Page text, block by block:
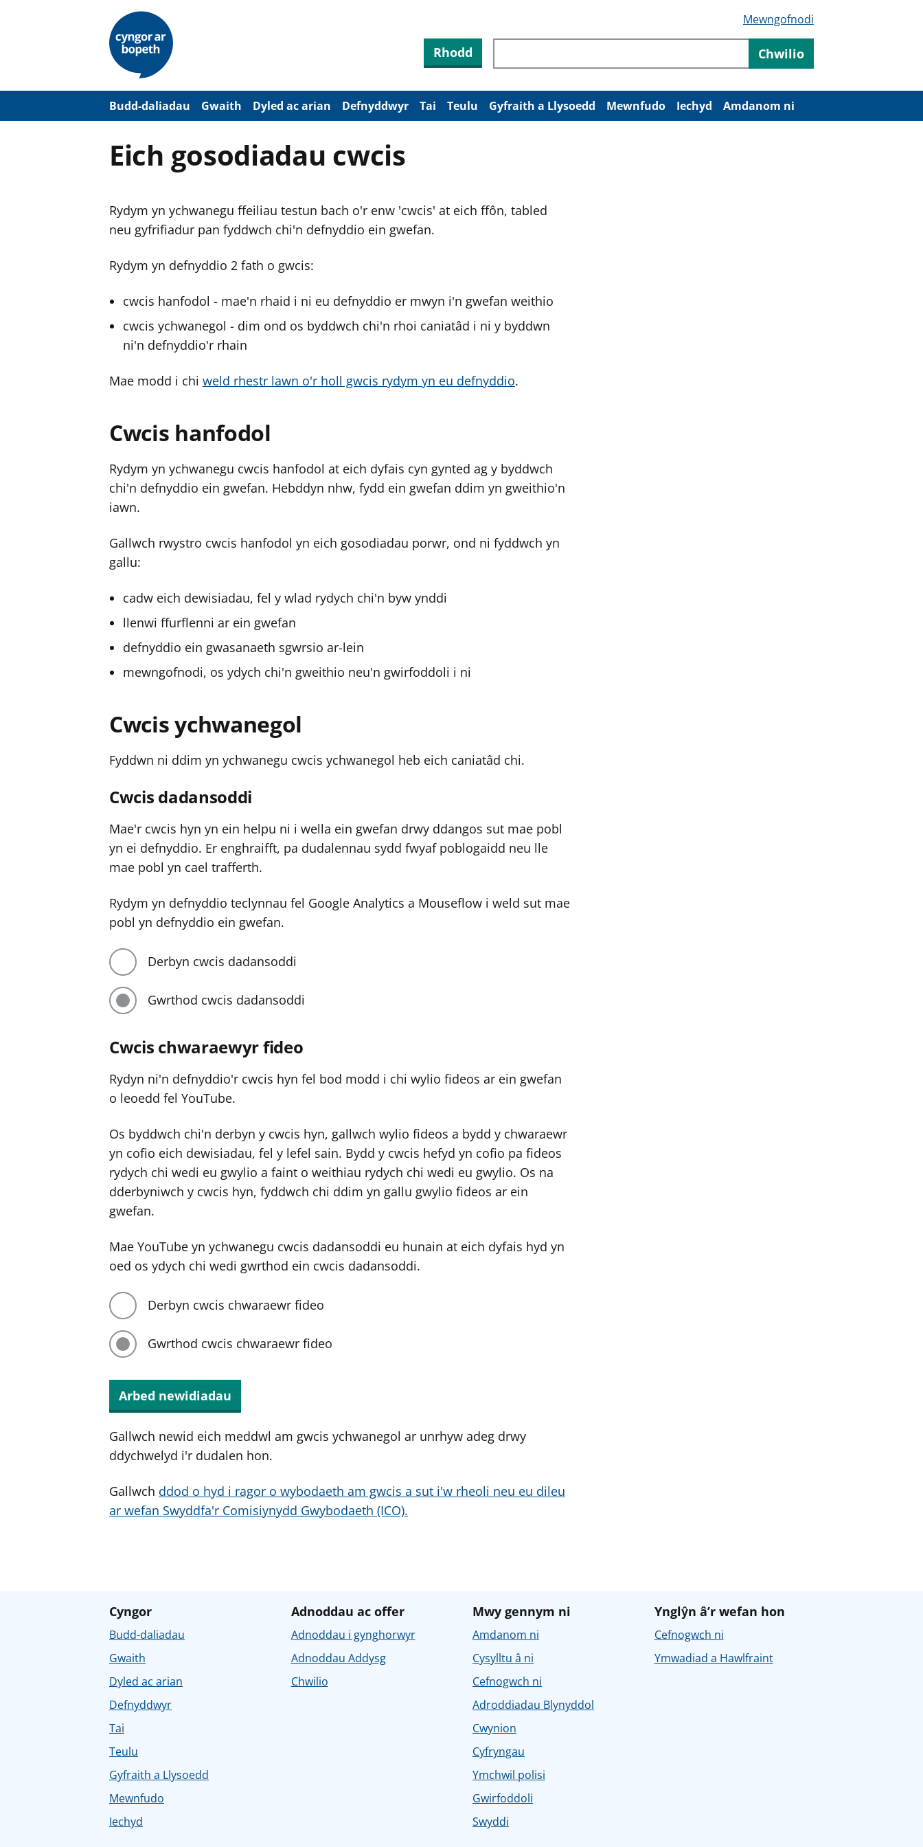
i
Mewngofnodi
Rhodd Chwilio
Budd-daliadau Gwaith Dyled ac arian Defnyddwyr Tai Teulu Gyfraith a Llysoedd Mewnfudo Iechyd Amdanom ni
Eich gosodiadau cwcis
Rydym yn ychwanegu ffeiliau testun bach o'r enw 'cwcis' at eich ffôn, tabled
neu gyfrifiadur pan fyddwch chi'n defnyddio ein gwefan.
Rydym yn defnyddio 2 fath o gwcis:
cwcis hanfodol - mae'n rhaid i ni eu defnyddio er mwyn i'n gwefan weithio
cwcis ychwanegol - dim ond os byddwch chi'n rhoi caniatâd i ni y byddwn
ni'n defnyddio'r rhain
Mae modd i chi weld rhestr lawn o'r holl gwcis rydym yn eu defnyddio.
Cwcis hanfodol
Rydym yn ychwanegu cwcis hanfodol at eich dyfais cyn gynted ag y byddwch
chi'n defnyddio ein gwefan. Hebddyn nhw, fydd ein gwefan ddim yn gweithio'n
iawn.
Gallwch rwystro cwcis hanfodol yn eich gosodiadau porwr, ond ni fyddwch yn
gallu:
cadw eich dewisiadau, fel y wlad rydych chi'n byw ynddi
llenwi ffurflenni ar ein gwefan
defnyddio ein gwasanaeth sgwrsio ar-lein
mewngofnodi, os ydych chi'n gweithio neu'n gwirfoddoli i ni
Cwcis ychwanegol
Fyddwn ni ddim yn ychwanegu cwcis ychwanegol heb eich caniatâd chi.
Cwcis dadansoddi
Mae'r cwcis hyn yn ein helpu ni i wella ein gwefan drwy ddangos sut mae pobl
yn ei defnyddio. Er enghraifft, pa dudalennau sydd fwyaf poblogaidd neu lle
mae pobl yn cael trafferth.
Rydym yn defnyddio teclynnau fel Google Analytics a Mouseflow i weld sut mae
pobl yn defnyddio ein gwefan.
Derbyn cwcis dadansoddi
Gwrthod cwcis dadansoddi
Cwcis chwaraewyr fideo
Rydyn ni'n defnyddio'r cwcis hyn fel bod modd i chi wylio fideos ar ein gwefan
o leoedd fel YouTube.
Os byddwch chi'n derbyn y cwcis hyn, gallwch wylio fideos a bydd y chwaraewr
yn cofio eich dewisiadau, fel y lefel sain. Bydd y cwcis hefyd yn cofio pa fideos
rydych chi wedi eu gwylio a faint o weithiau rydych chi wedi eu gwylio. Os na
dderbyniwch y cwcis hyn, fyddwch chi ddim yn gallu gwylio fideos ar ein
gwefan.
Mae YouTube yn ychwanegu cwcis dadansoddi eu hunain at eich dyfais hyd yn
oed os ydych chi wedi gwrthod ein cwcis dadansoddi.
Derbyn cwcis chwaraewr fideo
Gwrthod cwcis chwaraewr fideo
Arbed newidiadau
Gallwch newid eich meddwl am gwcis ychwanegol ar unrhyw adeg drwy
ddychwelyd i'r dudalen hon.
Gallwch ddod o hyd i ragor o wybodaeth am gwcis a sut i'w rheoli neu eu dileu
ar wefan Swyddfa'r Comisiynydd Gwybodaeth (ICO).
Cyngor
Budd-daliadau
Gwaith
Dyled ac arian
Defnyddwyr
Tai
Teulu
Gyfraith a Llysoedd
Mewnfudo
Iechyd
Adnoddau ac offer
Adnoddau i gynghorwyr
Adnoddau Addysg
Chwilio
Mwy gennym ni
Amdanom ni
Cysylltu â ni
Cefnogwch ni
Adroddiadau Blynyddol
Cwynion
Cyfryngau
Ymchwil polisi
Gwirfoddoli
Swyddi
Ynglŷn â’r wefan hon
Cefnogwch ni
Ymwadiad a Hawlfraint